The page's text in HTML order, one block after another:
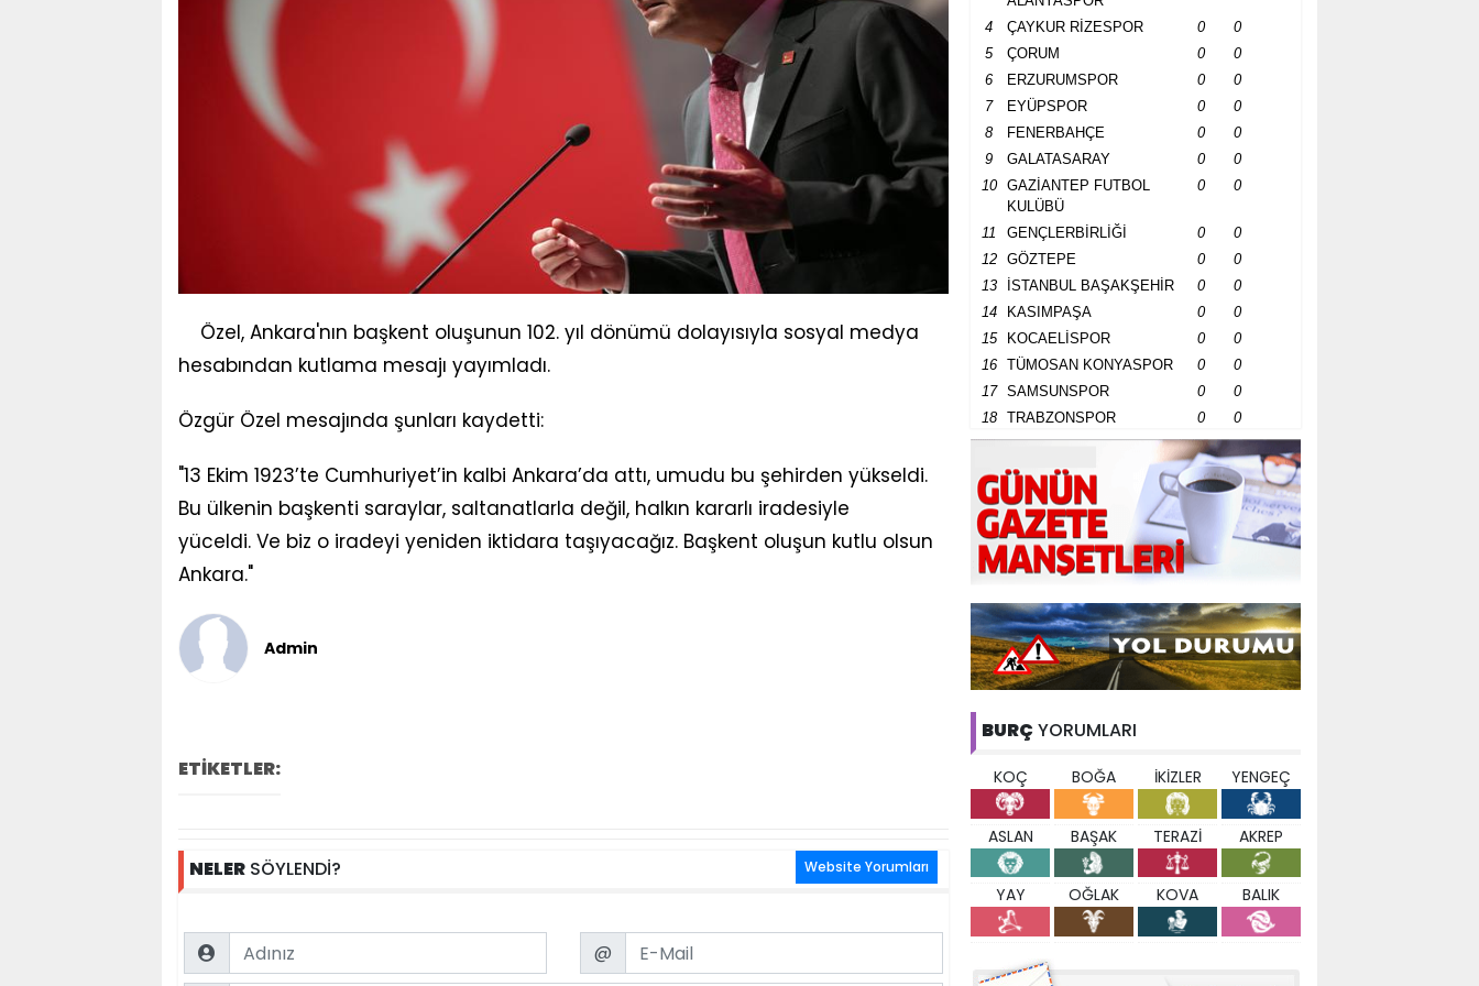
Özel, Ankara'nın başkent oluşunun 102. yıl dönümü dolayısıyla sosyal medya
hesabından kutlama mesajı yayımladı.
Özgür Özel mesajında şunları kaydetti:
"13 Ekim 1923’te Cumhuriyet’in kalbi Ankara’da attı, umudu bu şehirden yükseldi.
Bu ülkenin başkenti saraylar, saltanatlarla değil, halkın kararlı iradesiyle
yüceldi. Ve biz o iradeyi yeniden iktidara taşıyacağız. Başkent oluşun kutlu olsun
Ankara."
Admin
ETİKETLER:
NELER SÖYLENDİ? Website Yorumları
Name Email
@
4
ÇAYKUR RİZESPOR 0
0
5
ÇORUM 0
0
6
ERZURUMSPOR 0
0
7
EYÜPSPOR 0
0
8
FENERBAHÇE 0
0
9
GALATASARAY 0
0
10
GAZİANTEP FUTBOL
KULÜBÜ
0 0
11 GENÇLERBİRLİĞİ 0
0
12
GÖZTEPE 0
0
13
İSTANBUL BAŞAKŞEHİR 0
0
14
KASIMPAŞA 0
0
15
KOCAELİSPOR 0
0
16
TÜMOSAN KONYASPOR 0
0
17
SAMSUNSPOR 0
0
18
TRABZONSPOR 0 0
BURÇ YORUMLARI
KOÇ BOĞA İKİZLER YENGEÇ
ASLAN BAŞAK TERAZİ AKREP
YAY OĞLAK KOVA BALIK